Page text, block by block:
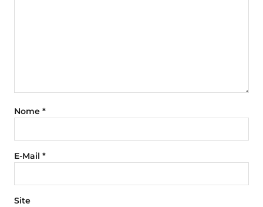
Nome *
E-Mail *
Site